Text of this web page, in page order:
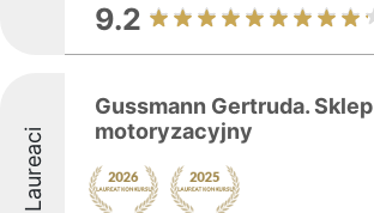
9.2
Laureaci
Gussmann Gertruda. Sklep
motoryzacyjny